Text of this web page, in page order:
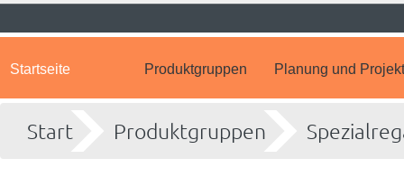
Startseite Produktgruppen Planung und
Start Produktgruppen